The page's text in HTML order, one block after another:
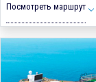
Посмотреть маршрут